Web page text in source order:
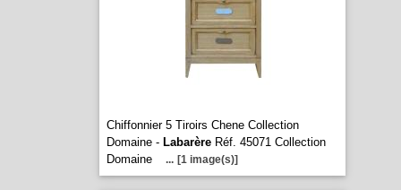
Chiffonnier 5 Tiroirs Chene Collection
Domaine - LabarèreRéf. 45071 Collection
Domaine
... [1 image(s)]